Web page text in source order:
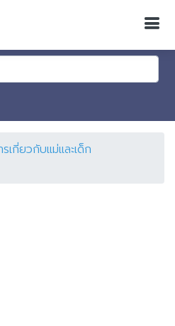
เกี่ยวกับแม่และเด็ก